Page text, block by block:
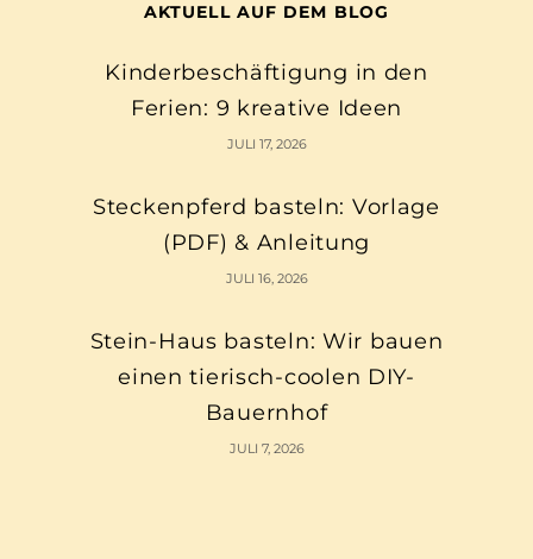
AKTUELL AUF DEM BLOG
Kinderbeschäftigung in den
Ferien: 9 kreative Ideen
JULI 17, 2026
Steckenpferd basteln: Vorlage
(PDF) & Anleitung
JULI 16, 2026
Stein-Haus basteln: Wir bauen
einen tierisch-coolen DIY-
Bauernhof
JULI 7, 2026